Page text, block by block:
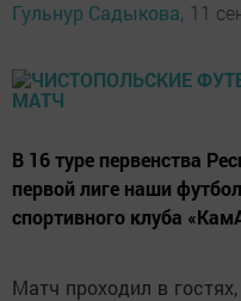
Гульнур Садыкова, 11
В 16 туре первенства
первой лиге наши
спортивного клуба
Матч проходил в